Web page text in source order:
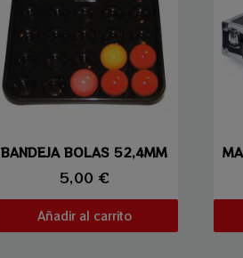
Vista rápida
BANDEJA BOLAS 52,4MM
5,00 €
Añadir al carrito